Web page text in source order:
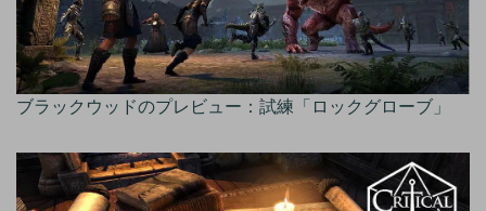
ブラックウッドのプレビュー：試練「ロックグローブ」